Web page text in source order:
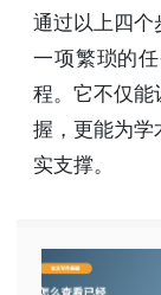
通过以上四个
一项繁琐的
程。它不仅能
握，更能为学
实支撑。